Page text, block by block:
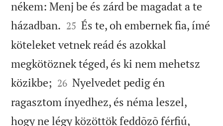
nékem: Menj be és zárd be magadat a te
házadban. 

25 És te, oh embernek fia, ímé
köteleket vetnek reád és azokkal
megkötöznek téged, és ki nem mehetsz
közikbe; 

26 Nyelvedet pedig én
ragasztom ínyedhez, és néma leszel,
hogy ne légy közöttök feddõzõ férfiú,